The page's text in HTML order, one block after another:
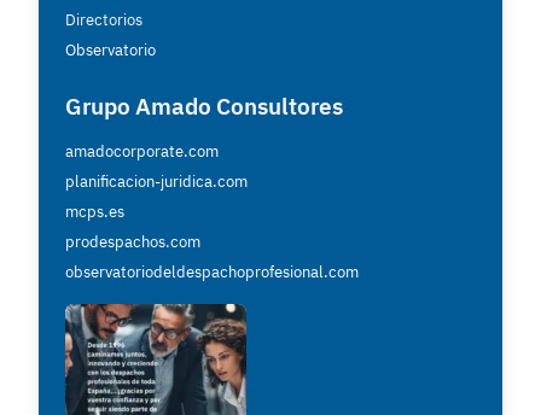
Directorios
Observatorio
Grupo Amado Consultores
amadocorporate.com
planificacion-juridica.com
mcps.es
prodespachos.com
observatoriodeldespachoprofesional.com